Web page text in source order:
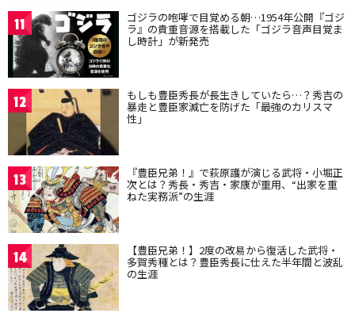
11 ゴジラの咆哮で目覚める朝…1954年公開『ゴジ
ラ』の貴重音源を搭載した「ゴジラ音声目覚ま
し時計」が新発売
12 もしも豊臣秀長が長生きしていたら…？秀吉の
暴走と豊臣家滅亡を防げた「最強のカリスマ
性」
13 『豊臣兄弟！』で萩原護が演じる武将・小堀正
次とは？秀長・秀吉・家康が重用、“出家を重
ねた実務派”の生涯
14 【豊臣兄弟！】2度の改易から復活した武将・
多賀秀種とは？豊臣秀長に仕えた半年間と波乱
の生涯